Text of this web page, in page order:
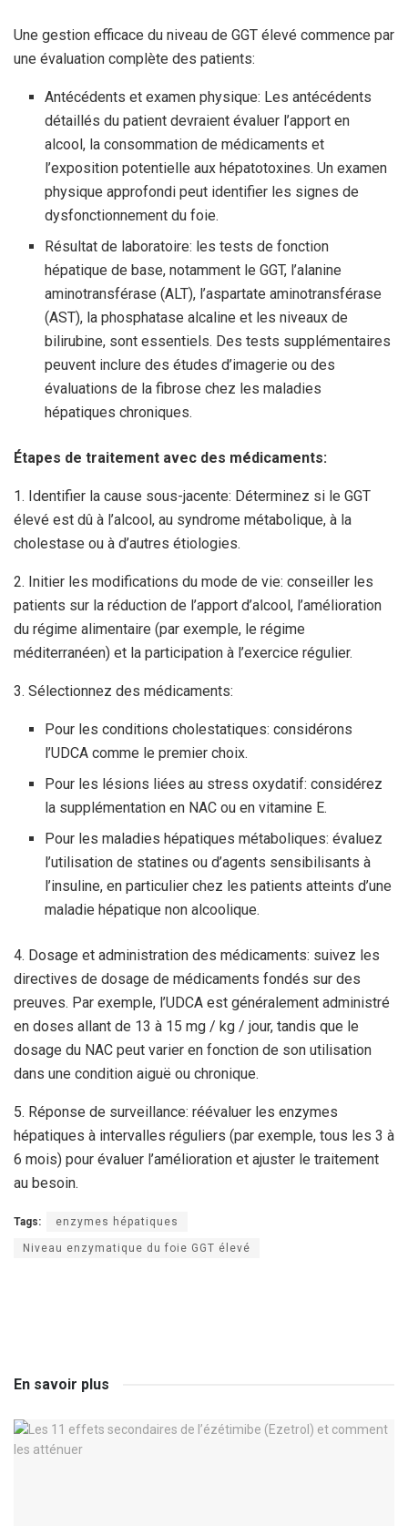
Une gestion efficace du niveau de GGT élevé commence par
une évaluation complète des patients:
Antécédents et examen physique: Les antécédents
détaillés du patient devraient évaluer l’apport en
alcool, la consommation de médicaments et
l’exposition potentielle aux hépatotoxines. Un examen
physique approfondi peut identifier les signes de
dysfonctionnement du foie.
Résultat de laboratoire: les tests de fonction
hépatique de base, notamment le GGT, l’alanine
aminotransférase (ALT), l’aspartate aminotransférase
(AST), la phosphatase alcaline et les niveaux de
bilirubine, sont essentiels. Des tests supplémentaires
peuvent inclure des études d’imagerie ou des
évaluations de la fibrose chez les maladies
hépatiques chroniques.
Étapes de traitement avec des médicaments:
1. Identifier la cause sous-jacente: Déterminez si le GGT
élevé est dû à l’alcool, au syndrome métabolique, à la
cholestase ou à d’autres étiologies.
2. Initier les modifications du mode de vie: conseiller les
patients sur la réduction de l’apport d’alcool, l’amélioration
du régime alimentaire (par exemple, le régime
méditerranéen) et la participation à l’exercice régulier.
3. Sélectionnez des médicaments:
Pour les conditions cholestatiques: considérons
l’UDCA comme le premier choix.
Pour les lésions liées au stress oxydatif: considérez
la supplémentation en NAC ou en vitamine E.
Pour les maladies hépatiques métaboliques: évaluez
l’utilisation de statines ou d’agents sensibilisants à
l’insuline, en particulier chez les patients atteints d’une
maladie hépatique non alcoolique.
4. Dosage et administration des médicaments: suivez les
directives de dosage de médicaments fondés sur des
preuves. Par exemple, l’UDCA est généralement administré
en doses allant de 13 à 15 mg / kg / jour, tandis que le
dosage du NAC peut varier en fonction de son utilisation
dans une condition aiguë ou chronique.
5. Réponse de surveillance: réévaluer les enzymes
hépatiques à intervalles réguliers (par exemple, tous les 3 à
6 mois) pour évaluer l’amélioration et ajuster le traitement
au besoin.
Tags: enzymes hépatiques
Niveau enzymatique du foie GGT élevé
En savoir plus